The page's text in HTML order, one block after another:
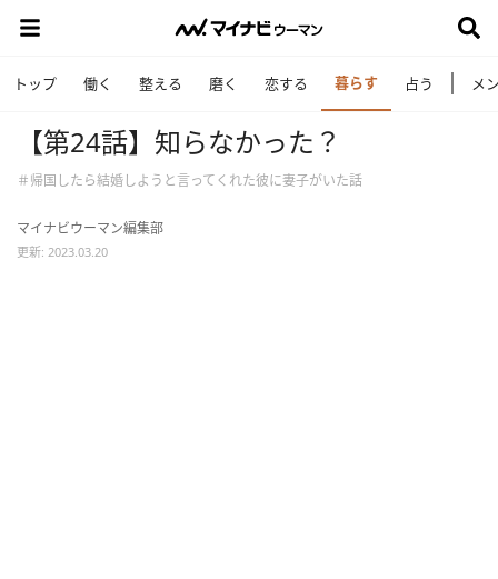
トップ 働く 整える 磨く 恋する 暮らす 占う メ
【第24話】知らなかった？
＃帰国したら結婚しようと言ってくれた彼に妻子がいた話
マイナビウーマン編集部
更新: 2023.03.20